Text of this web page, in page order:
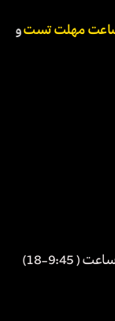
و
9:45-18)